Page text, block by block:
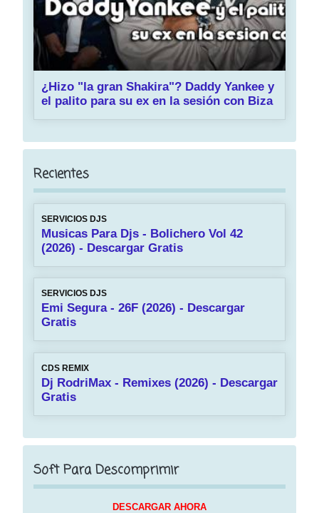
¿Hizo "la gran Shakira"? Daddy Yankee y
el palito para su ex en la sesión con Biza
Recientes
SERVICIOS DJS
Musicas Para Djs - Bolichero Vol 42
(2026) - Descargar Gratis
SERVICIOS DJS
Emi Segura - 26F (2026) - Descargar
Gratis
CDS REMIX
Dj RodriMax - Remixes (2026) - Descargar
Gratis
Soft Para Descomprimir
DESCARGAR AHORA